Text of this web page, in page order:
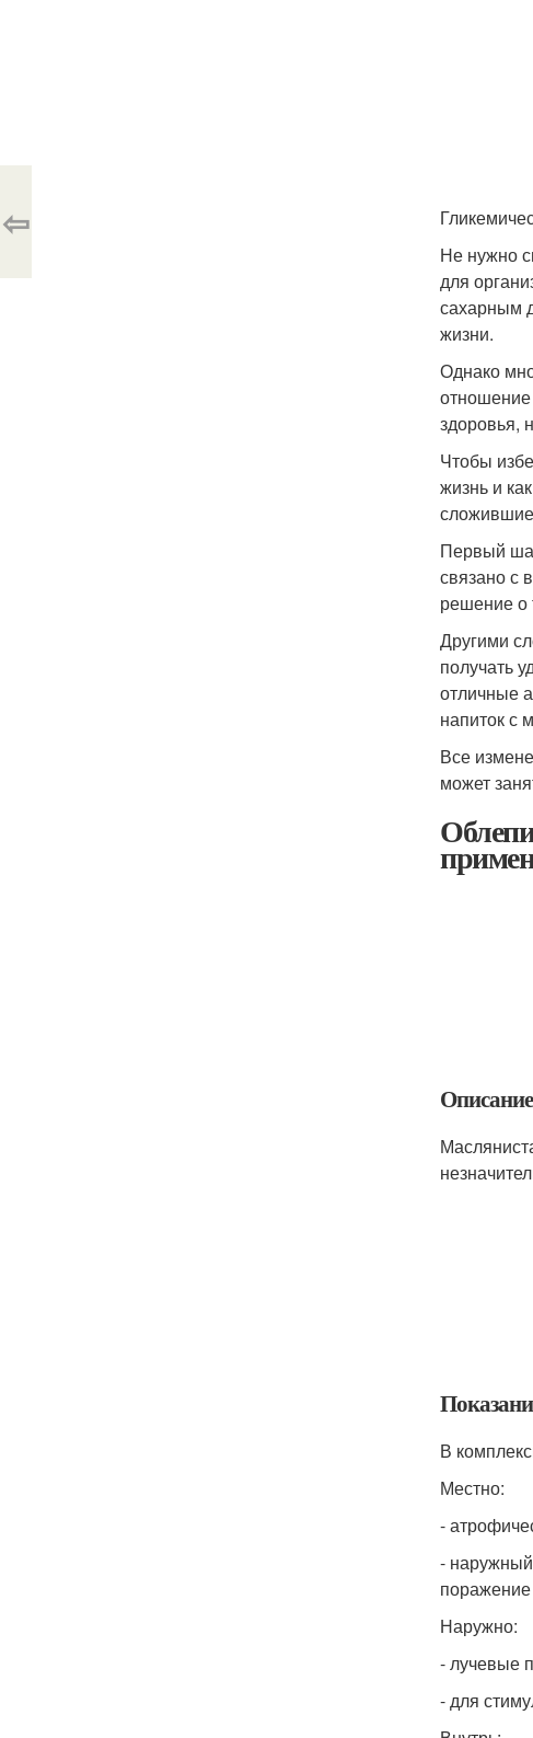
Не нужно
для
сахарным
жизни.
Однако
отношение
здоровья,
Чтобы
жизнь и
Первый
связано с
решение о
Другими
получать
отличные
напиток с
Все
может
Описание
В
Местно:
-
-
Наружно:
- лучевые
- для
⇦